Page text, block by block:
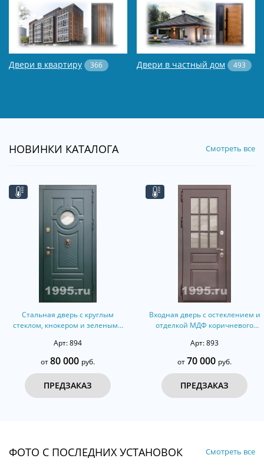
Двери в квартиру 366 Двери в частный дом 493
НОВИНКИ КАТАЛОГА Смотреть все
Стальная дверь с круглым
стеклом, кнокером и зелеными
(терморазрыв)
Арт: 894
от80 000 руб.
ПРЕДЗАКАЗ
Входная дверь с остеклением и
отделкой МДФ коричневого
Арт: 893
от70 000 руб.
ПРЕДЗАКАЗ
ФОТО С ПОСЛЕДНИХ УСТАНОВОК Смотреть все